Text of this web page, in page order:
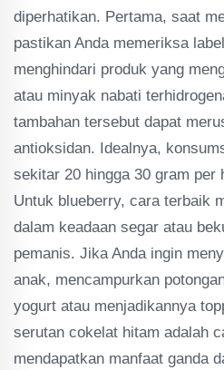
diperhatikan. Pertama, saat
pastikan Anda memeriksa
menghindari produk yang
atau minyak nabati
tambahan tersebut dapat
antioksidan. Idealnya,
sekitar 20 hingga 30 gram per
Untuk blueberry, cara terbaik
dalam keadaan segar atau
pemanis. Jika Anda ingin
anak, mencampurkan
yogurt atau menjadikannya
serutan cokelat hitam adalah
mendapatkan manfaat ganda